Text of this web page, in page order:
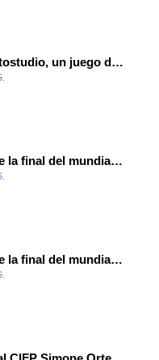
Programa con Octostudio, un juego de 4 personajes ganando la copa del mundo saltando y esquivando rivales.
Vive la emoción de la final del mundial programando con Scratch, un juego de toques y esquivar contrarios
Vive la emoción de la final del mundial 2026, programando con Scratch un juego de toques.